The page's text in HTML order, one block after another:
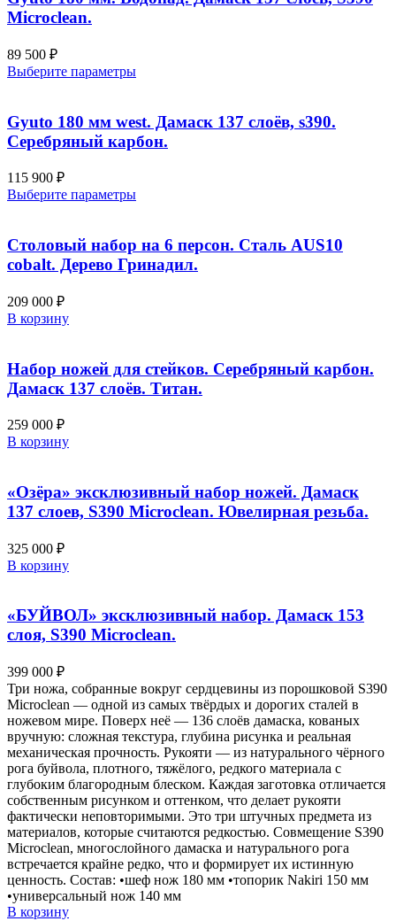
вариаций.
на
Microclean.
89 500 ₽
Выберите параметрыЭтот
несколько
вариаций.
Опции
на
Gyuto 180 мм west. Дамаск 137 слоёв, s390.
Серебряный карбон.
115 900 ₽
Выберите параметрыЭтот
несколько
вариаций.
Опции
Столовый набор на 6 персон. Сталь AUS10
cobalt. Дерево Гринадил.
209 000 ₽
В корзину
Набор ножей для стейков. Серебряный карбон.
Дамаск 137 слоёв. Титан.
259 000 ₽
В корзину
«Озёра» эксклюзивный набор ножей. Дамаск
137 слоев, S390 Microclean. Ювелирная резьба.
325 000 ₽
В корзину
«БУЙВОЛ» эксклюзивный набор. Дамаск 153
слоя, S390 Microclean.
399 000 ₽
Три ножа, собранные вокруг сердцевины из порошковой S390
Microclean — одной из самых твёрдых и дорогих сталей в
ножевом мире. Поверх неё — 136 слоёв дамаска, кованых
вручную: сложная текстура, глубина рисунка и реальная
механическая прочность. Рукояти — из натурального чёрного
рога буйвола, плотного, тяжёлого, редкого материала с
глубоким благородным блеском. Каждая заготовка отличается
собственным рисунком и оттенком, что делает рукояти
фактически неповторимыми. Это три штучных предмета из
материалов, которые считаются редкостью. Совмещение S390
Microclean, многослойного дамаска и натурального рога
встречается крайне редко, что и формирует их истинную
ценность. Состав: •шеф нож 180 мм •топорик Nakiri 150 мм
•универсальный нож 140 мм
В корзину